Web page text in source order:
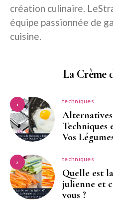
création culinaire.
équipe passionnée de
cuisine.
La Crème
1 techniques
Vos
2 techniques
Quelle est
julienne et
vous ?